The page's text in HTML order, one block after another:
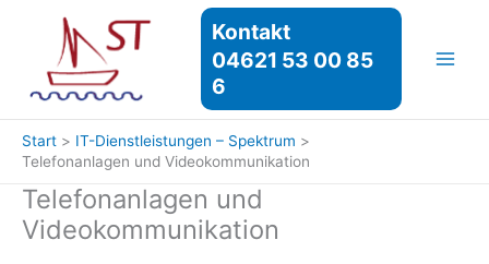
springen
Kontakt
04621 53 00 85
6
Start
IT-Dienstleistungen – Spektrum
Telefonanlagen und Videokommunikation
Telefonanlagen und
Videokommunikation